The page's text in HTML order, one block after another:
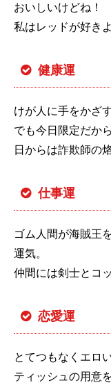
おいしいけどね！
私はレッドが好きよ
健康運
けが人に手をかざ
でも今日限定だか
日からは詐欺師の
仕事運
ゴム人間が海賊王
運気。
仲間には剣士とコ
恋愛運
とてつもなくエロ
ティッシュの用意を